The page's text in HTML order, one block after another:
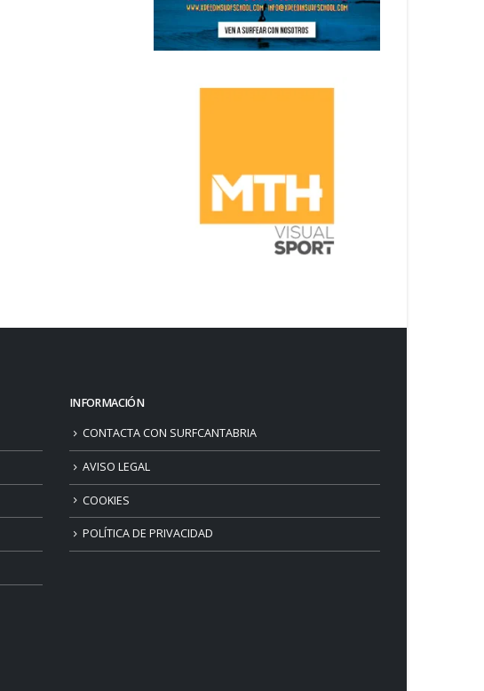
INFORMACIÓN
CONTACTA CON SURFCANTABRIA
AVISO LEGAL
COOKIES
POLÍTICA DE PRIVACIDAD